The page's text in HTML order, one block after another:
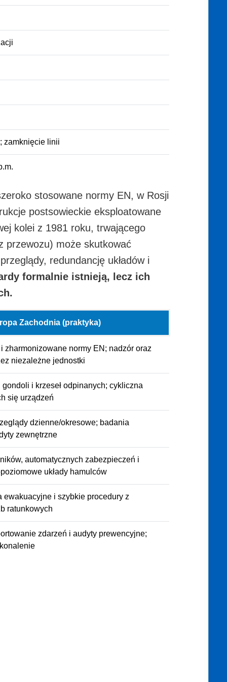
zamknięcie linii
stosowane normy EN, w Rosji
postsowieckie eksploatowane
kolei z 1981 roku, trwającego
przewozu) może skutkować
redundancję układów i
formalnie istnieją, lecz ich
Zachodnia (praktyka)
zharmonizowane normy EN; nadzór oraz
niezależne jednostki
i krzeseł odpinanych; cykliczna
się urządzeń
dzienne/okresowe; badania
zewnętrzne
automatycznych zabezpieczeń i
układy hamulców
ewakuacyjne i szybkie procedury z
ratunkowych
zdarzeń i audyty prewencyjne;